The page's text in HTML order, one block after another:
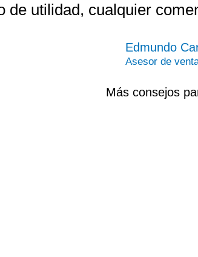
de utilidad, cualquier
Edmundo
Asesor de
Más consejos